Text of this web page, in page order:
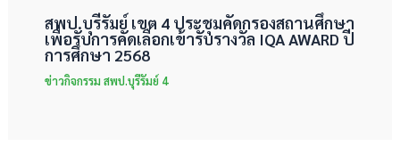
สพป.บุรีรัมย์ เขต 4 ประชุมคัดกรองสถานศึกษา
เพื่อรับการคัดเลือกเข้ารับรางวัล IQA AWARD ปี
การศึกษา 2568
ข่าวกิจกรรม สพป.บุรีรัมย์ 4